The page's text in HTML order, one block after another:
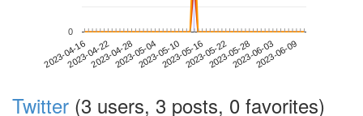
2023-04-162023-04-222023-04-282023-05-042023-05-102023-05-162023-05-222023-05-282023-06-032023-06-09
0
Twitter (3 users, 3 posts, 0 favorites)